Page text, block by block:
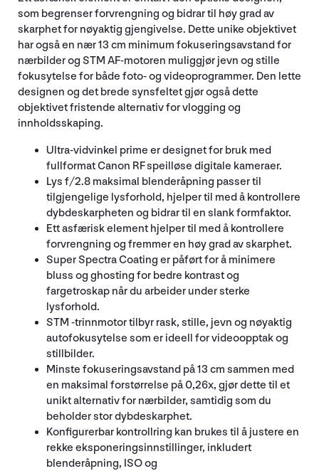
som begrenser forvrengning og bidrar til høy grad av
skarphet for nøyaktig gjengivelse. Dette unike objektivet
har også en nær 13 cm minimum fokuseringsavstand for
nærbilder og STM AF-motoren muliggjør jevn og stille
fokusytelse for både foto- og videoprogrammer. Den lette
designen og det brede synsfeltet gjør også dette
objektivet fristende alternativ for vlogging og
innholdsskaping.
Ultra-vidvinkel prime er designet for bruk med
fullformat Canon RF speilløse digitale kameraer.
Lys f/2.8 maksimal blenderåpning passer til
tilgjengelige lysforhold, hjelper til med å kontrollere
dybdeskarpheten og bidrar til en slank formfaktor.
Ett asfærisk element hjelper til med å kontrollere
forvrengning og fremmer en høy grad av skarphet.
Super Spectra Coating er påført for å minimere
bluss og ghosting for bedre kontrast og
fargetroskap når du arbeider under sterke
lysforhold.
STM -trinnmotor tilbyr rask, stille, jevn og nøyaktig
autofokusytelse som er ideell for videoopptak og
stillbilder.
Minste fokuseringsavstand på 13 cm sammen med
en maksimal forstørrelse på 0,26x, gjør dette til et
unikt alternativ for nærbilder, samtidig som du
beholder stor dybdeskarphet.
Konfigurerbar kontrollring kan brukes til å justere en
rekke eksponeringsinnstillinger, inkludert
blenderåpning, ISO og